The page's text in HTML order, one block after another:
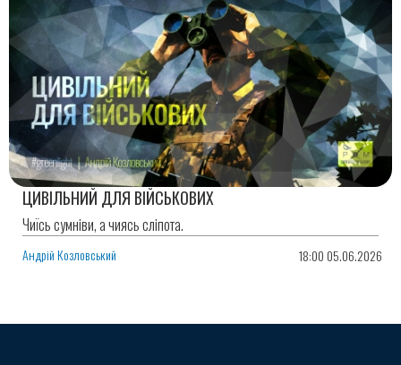
ЦИВІЛЬНИЙ ДЛЯ ВІЙСЬКОВИХ
Чиїсь сумніви, а чиясь сліпота.
Андрій Козловський 18:00 05.06.2026